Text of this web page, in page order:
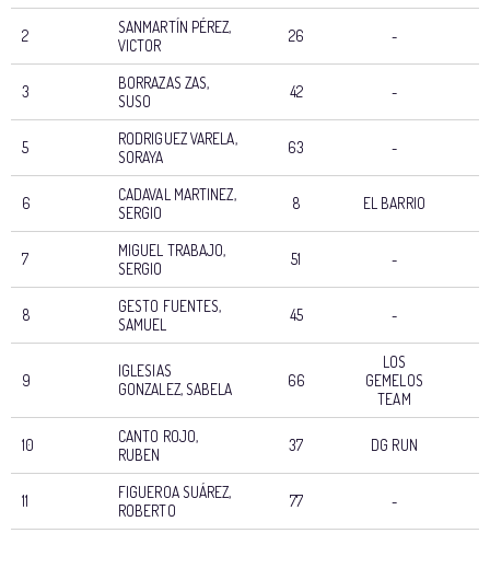
2
SANMARTÍN PÉREZ,
VICTOR
26 -
3
BORRAZAS ZAS,
SUSO
42 -
5
RODRIGUEZ VARELA,
SORAYA
63 -
6
CADAVAL MARTINEZ,
SERGIO
8 EL BARRIO
7
MIGUEL TRABAJO,
SERGIO
51 -
8
GESTO FUENTES,
SAMUEL
45 -
9
IGLESIAS
GONZALEZ, SABELA
66
LOS
GEMELOS
TEAM
10
CANTO ROJO,
RUBEN
37 DG RUN
11
FIGUEROA SUÁREZ,
ROBERTO
77 -